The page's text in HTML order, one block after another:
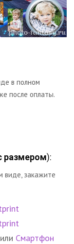
в полном
после оплаты.
размером):
виде, закажите
или Смартфон